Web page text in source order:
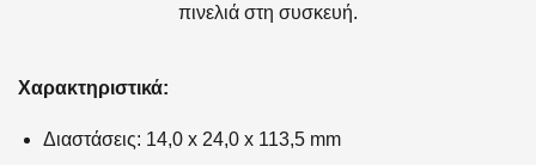
πινελιά στη συσκευή.
Χαρακτηριστικά:
Διαστάσεις: 14,0 x 24,0 x 113,5 mm